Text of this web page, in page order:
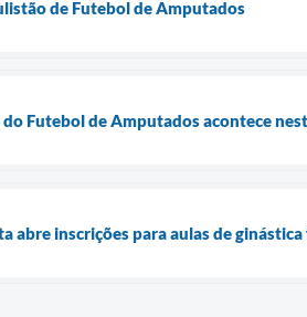
de Futebol de Amputados
Futebol de Amputados acontece
abre inscrições para aulas de